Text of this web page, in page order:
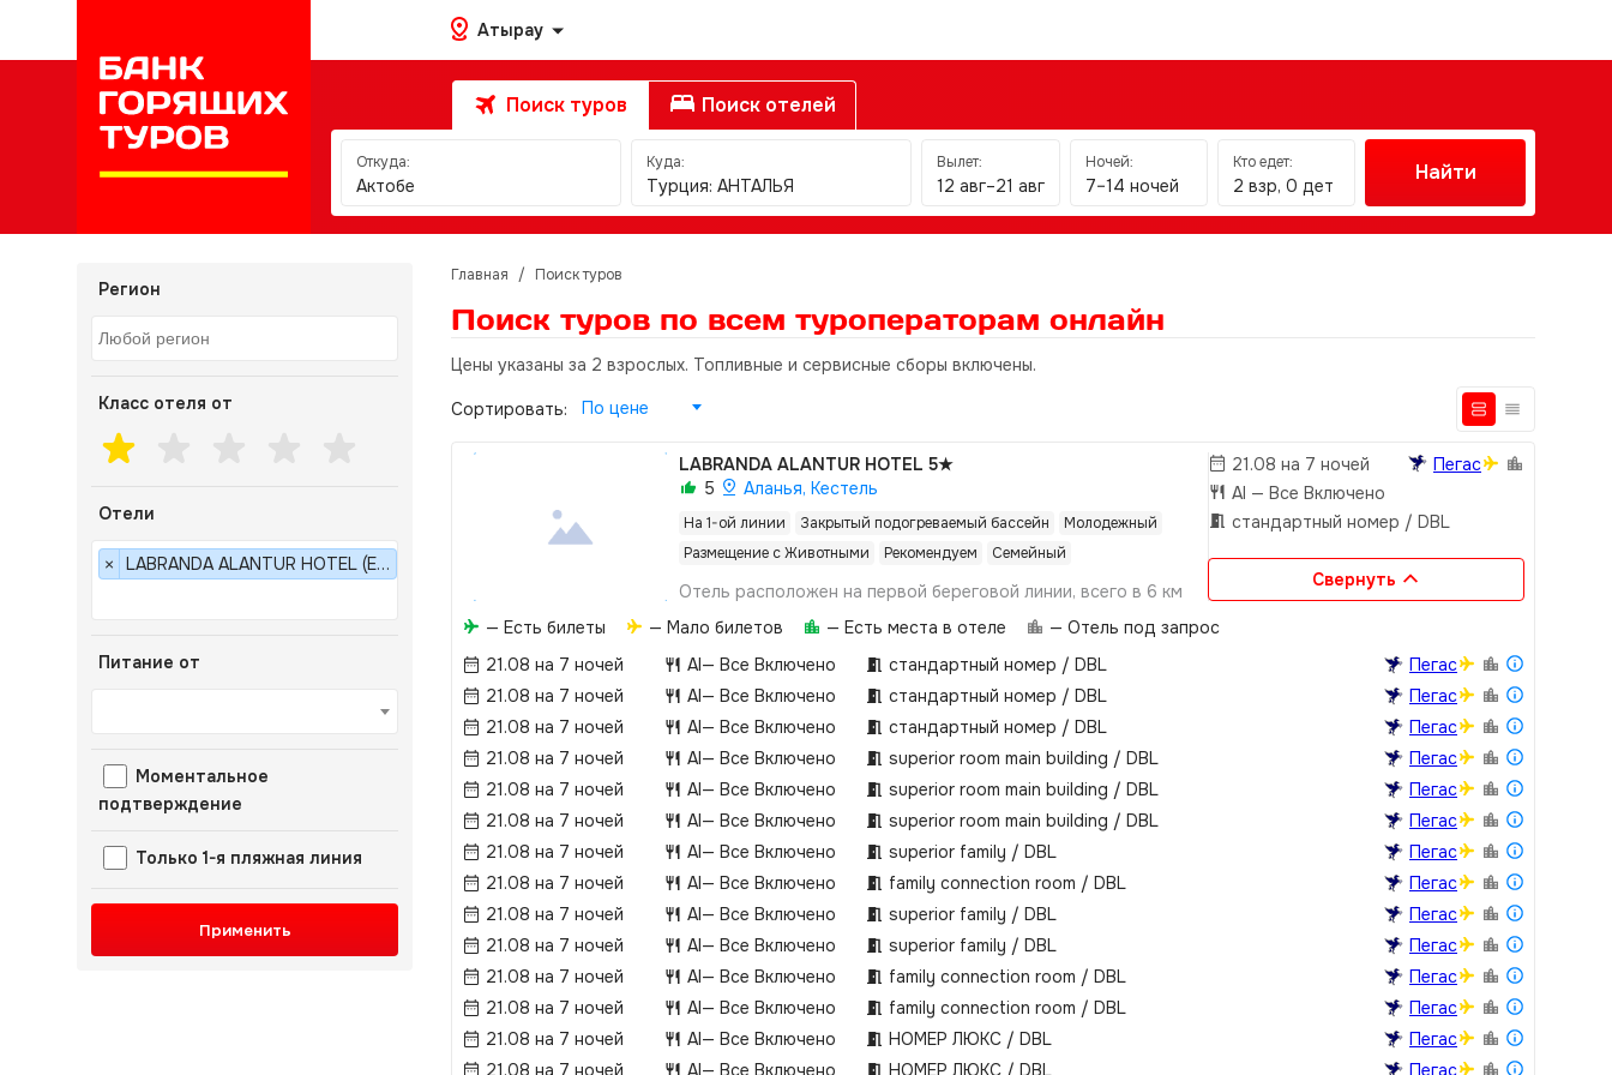
Атырау
Поиск туров Поиск отелей
Откуда:
Актобе
Куда:
Турция: АНТАЛЬЯ
Вылет:
12 авг–21 авг
Ночей:
7–14 ночей
Кто едет:
2 взр, 0 дет
Найти
Регион
Класс отеля от
Отели
× LABRANDA ALANTUR HOTEL (EX. MARITIM CLUB) 5*
Питание от
Моментальное
подтверждение
Только 1-я пляжная линия
Применить
Главная / Поиск туров
Поиск туров по всем туроператорам онлайн
Цены указаны за 2 взрослых. Топливные и сервисные сборы включены.
Сортировать: По цене
LABRANDA ALANTUR HOTEL 5★
5
Аланья, Кестель
На 1-ой линии Закрытый подогреваемый бассейн
Молодежный
Размещение с Животными
Рекомендуем Семейный
Отель расположен на первой береговой линии, всего в 6 км
от центра города Алании. На площади в 40 000 кв.м
находится ботанический сад с различными видами растений и
деревьев.
21.08 на 7 ночей
Пегас
AI — Все Включено
стандартный номер / DBL
Свернуть
— Есть билеты — Мало билетов — Есть места в отеле
— Отель под запрос
21.08 на 7 ночей
AI— Все Включено стандартный номер / DBL
Пегас
21.08 на 7 ночей
AI— Все Включено стандартный номер / DBL
Пегас
21.08 на 7 ночей
AI— Все Включено стандартный номер / DBL
Пегас
21.08 на 7 ночей
AI— Все Включено superior room main building / DBL
Пегас
21.08 на 7 ночей
AI— Все Включено superior room main building / DBL
Пегас
21.08 на 7 ночей
AI— Все Включено superior room main building / DBL
Пегас
21.08 на 7 ночей
AI— Все Включено superior family / DBL
Пегас
21.08 на 7 ночей
AI— Все Включено family connection room / DBL
Пегас
21.08 на 7 ночей
AI— Все Включено superior family / DBL
Пегас
21.08 на 7 ночей
AI— Все Включено superior family / DBL
Пегас
21.08 на 7 ночей
AI— Все Включено family connection room / DBL
Пегас
21.08 на 7 ночей
AI— Все Включено family connection room / DBL
Пегас
21.08 на 7 ночей
AI— Все Включено НОМЕР ЛЮКС / DBL
Пегас
21.08 на 7 ночей
AI— Все Включено НОМЕР ЛЮКС / DBL Пегас